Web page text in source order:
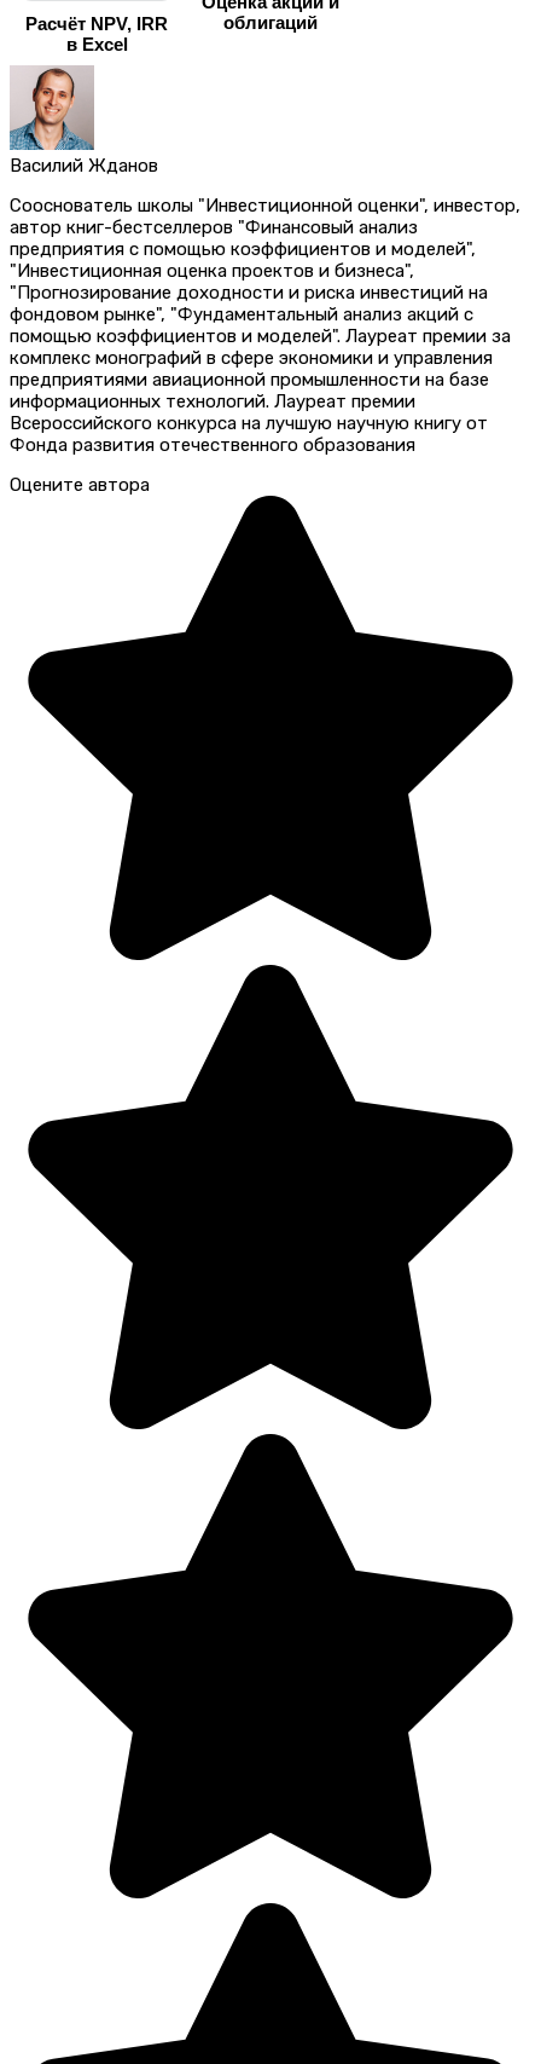
Расчёт NPV, IRR
в Excel
облигаций
Василий Жданов
Сооснователь школы "Инвестиционной оценки", инвестор,
автор книг-бестселлеров "Финансовый анализ
предприятия с помощью коэффициентов и моделей",
"Инвестиционная оценка проектов и бизнеса",
"Прогнозирование доходности и риска инвестиций на
фондовом рынке", "Фундаментальный анализ акций с
помощью коэффициентов и моделей". Лауреат премии за
комплекс монографий в сфере экономики и управления
предприятиями авиационной промышленности на базе
информационных технологий. Лауреат премии
Всероссийского конкурса на лучшую научную книгу от
Фонда развития отечественного образования
Оцените автора